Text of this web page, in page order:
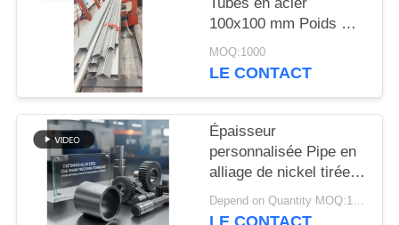
PRIVACY
POLICY
100x100 mm Poids MS
Tubes en acier carrés
MOQ:1000
LE CONTACT
Épaisseur
personnalisée Pipe en
alliage de nickel tirée à
froid avec une
résistance supérieure à
Depend on Quantity MOQ:1PC